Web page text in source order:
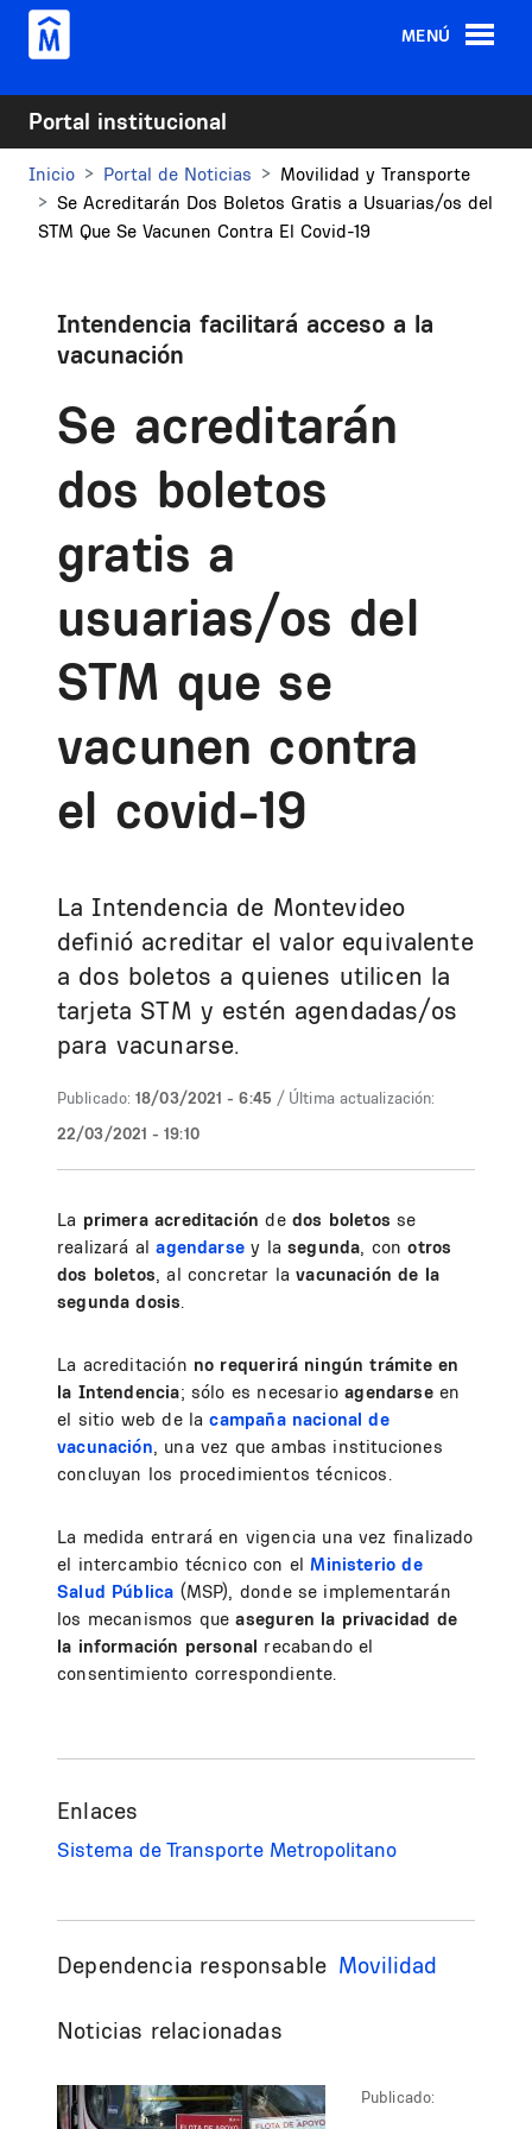
Pasar al contenido principal
MENÚ
Portal institucional
Inicio Portal de Noticias
Movilidad y Transporte
Se Acreditarán Dos Boletos Gratis a Usuarias/os del
STM Que Se Vacunen Contra El Covid-19
Intendencia facilitará acceso a la
vacunación
Se acreditarán
dos boletos
gratis a
usuarias/os del
STM que se
vacunen contra
el covid-19
La Intendencia de Montevideo
definió acreditar el valor equivalente
a dos boletos a quienes utilicen la
tarjeta STM y estén agendadas/os
para vacunarse.
Publicado: 18/03/2021 - 6:45 / Última actualización:
22/03/2021 - 19:10
La primera acreditación de dos boletos se
realizará al agendarsey lasegunda, conotros
dos boletos, al concretar la vacunación de la
segunda dosis.
La acreditación no requerirá ningún trámite en
la Intendencia; sólo es necesarioagendarseen
el sitio web de lacampaña nacional de
vacunación, una vez que ambas instituciones
concluyan los procedimientos técnicos.
La medida entrará en vigencia una vez finalizado
el intercambio técnico con elMinisterio de
Salud Pública (MSP), donde se implementarán
los mecanismos queaseguren la privacidad de
la información personal recabando el
consentimiento correspondiente.
Enlaces
Sistema de Transporte Metropolitano
Dependencia responsable Movilidad
Noticias relacionadas
Publicado: